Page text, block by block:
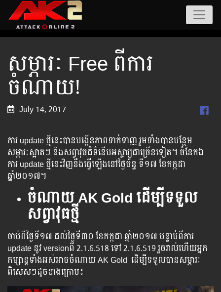
សម្ភារៈ Free ពីការ
ចំណាយ!
July 14, 2017
ការ ​​update​ ​​​​​​ថ្មី​​​​​​នេះ​​​​​​បាន​​​​​​​បង្កើន​​​​​​​​ភាព​​​​​​​​​​ទាក់​​​​​​ទាញ​​​​​​​​​​ ​​រួម​​​ទាំង​​​​​​បាន​​​​​​​បន្ថែម​​​​
សម្ភារៈ​​​​ស្អាត​​​ៗ​ ​​និង​​​​​សព្វាវុធ​​​​ដ៏​​​​ទំនើប​​​​​​​អស្ចារ្យ​​​​​ជា​​​​​​ច្រើន​​​​​ទៀត​​​។ ចំនែក​​​ឯ​​​
ការ​ update​ ​​ថ្មី​​នេះ​​​​វិញ​​​​នឹង​​​​ធ្វើ​​​​ឡើង​​​នៅ​​ថ្ងៃ​​ច័ន្ទ ​​ទី១៧ ខែកក្កដា
ឆ្នាំ២០១៧​។
ចំណាយAK Gold ដើម្បីទទួល
សព្វាវុធថ្មី
ចាប់​ពី​ថ្ងៃ​ទី​​១៧ ដល់​​​ថ្ងៃទី​​៣០ ខែកក្កដា ​ឆ្នាំ​២០១៧ បន្ទាប់​​ពី​​ការ ​
update ​នូវ ​versionពី 2.1.6.518 ទៅ​ 2.1.6.519 រួច​​រាល់​​ហើយ​​អ្នក​​
កម្សាន្ដ​​ទាំង​​អស់​​អាច​​ចំណាយ​ AK Gold ​​ ​ដើម្បី​​ទទួល​​បាន​​​​សម្ភារៈ​
ពិសេស​ៗ​ដូច​ខាង​ក្រោម៖